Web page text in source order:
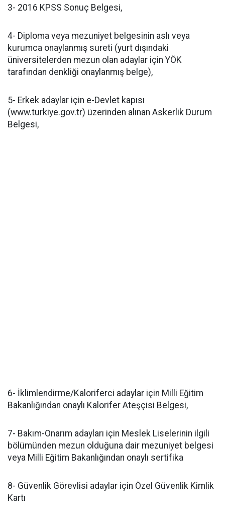
3- 2016 KPSS Sonuç Belgesi,
4- Diploma veya mezuniyet belgesinin aslı veya
kurumca onaylanmış sureti (yurt dışındaki
üniversitelerden mezun olan adaylar için YÖK
tarafından denkliği onaylanmış belge),
5- Erkek adaylar için e-Devlet kapısı
(www.turkiye.gov.tr) üzerinden alınan Askerlik Durum
Belgesi,
6- İklimlendirme/Kaloriferci adaylar için Milli Eğitim
Bakanlığından onaylı Kalorifer Ateşçisi Belgesi,
7- Bakım-Onarım adayları için Meslek Liselerinin ilgili
bölümünden mezun olduğuna dair mezuniyet belgesi
veya Milli Eğitim Bakanlığından onaylı sertifika
8- Güvenlik Görevlisi adaylar için Özel Güvenlik Kimlik
Kartı